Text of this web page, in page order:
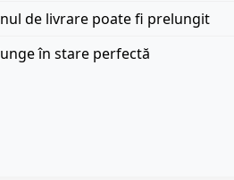
de livrare poate fi prelungit
în stare perfectă